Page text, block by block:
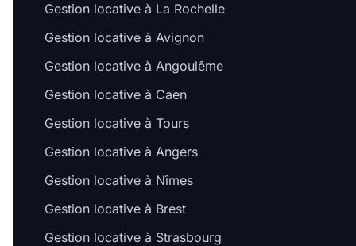
Gestion locative à La Rochelle
Gestion locative à Avignon
Gestion locative à Angoulême
Gestion locative à Caen
Gestion locative à Tours
Gestion locative à Angers
Gestion locative à Nîmes
Gestion locative à Brest
Gestion locative à Strasbourg